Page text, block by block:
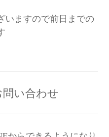
いますので前日までの
い合わせ